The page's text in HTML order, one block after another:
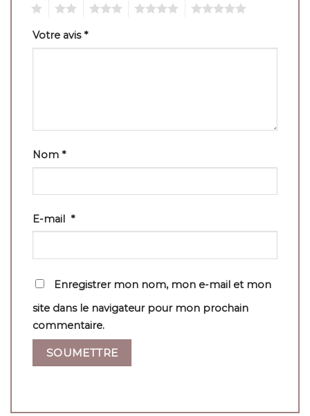
Votre avis*
Nom *
E-mail *
Enregistrer mon nom, mon e-mail et mon
site dans le navigateur pour mon prochain
commentaire.